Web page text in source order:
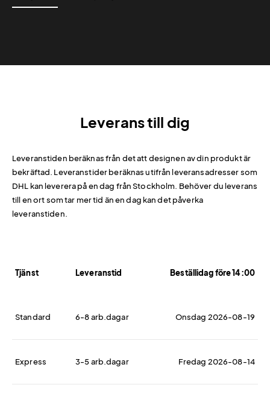
Leverans till dig
Leveranstiden beräknas från det att designen av din produkt är
bekräftad. Leveranstider beräknas utifrån leveransadresser som
DHL kan leverera på en dag från Stockholm. Behöver du leverans
till en ort som tar mer tid än en dag kan det påverka
leveranstiden.
Tjänst Leveranstid Beställidag före 14:00
Standard 6-8 arb.dagar Onsdag 2026-08-19
Express 3-5 arb.dagar Fredag 2026-08-14